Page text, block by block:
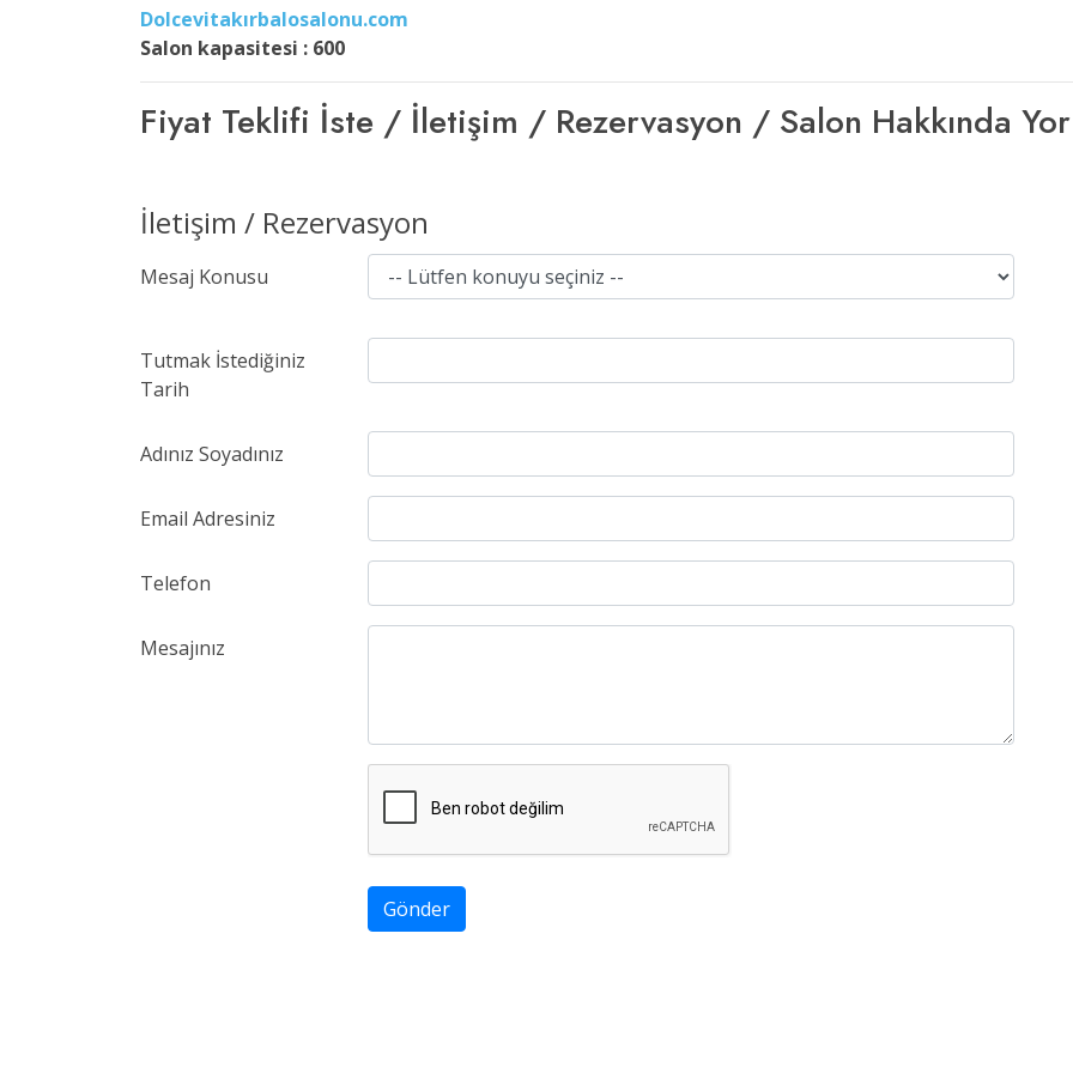
Dolcevitakırbalosalonu.com
Salon kapasitesi : 600
Fiyat Teklifi İste / İletişim / Rezervasyon / Salon Hakkında
İletişim / Rezervasyon
Mesaj Konusu
Tutmak İstediğiniz
Tarih
Adınız Soyadınız
Email Adresiniz
Telefon
Mesajınız
Gönder